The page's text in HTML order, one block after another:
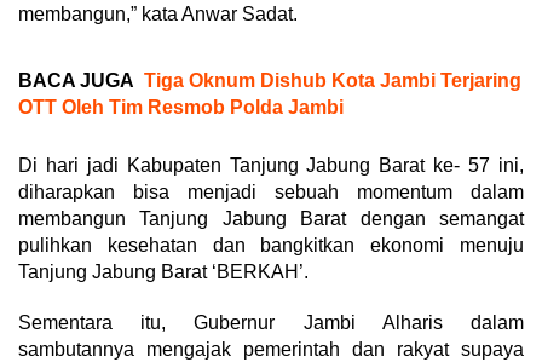
membangun,” kata Anwar Sadat.
BACA JUGA Tiga Oknum Dishub Kota Jambi Terjaring
OTT Oleh Tim Resmob Polda Jambi
Di hari jadi Kabupaten Tanjung Jabung Barat ke- 57 ini,
diharapkan bisa menjadi sebuah momentum dalam
membangun Tanjung Jabung Barat dengan semangat
pulihkan kesehatan dan bangkitkan ekonomi menuju
Tanjung Jabung Barat ‘BERKAH’.
Sementara itu, Gubernur Jambi Alharis dalam
sambutannya mengajak pemerintah dan rakyat supaya